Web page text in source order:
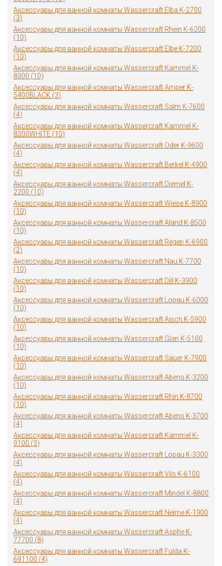
Аксессуары для ванной комнаты Wassercraft Elba K-2700
(3)
Аксессуары для ванной комнаты Wassercraft Rhein K-6200
(10)
Аксессуары для ванной комнаты Wassercraft Elbe K-7200
(10)
Аксессуары для ванной комнаты Wassercraft Kammel K-
8300 (10)
Аксессуары для ванной комнаты Wassercraft Amper K-
5400BLACK (3)
Аксессуары для ванной комнаты Wassercraft Salm K-7600
(4)
Аксессуары для ванной комнаты Wassercraft Kammel K-
8300WHITE (10)
Аксессуары для ванной комнаты Wassercraft Oder K-9600
(4)
Аксессуары для ванной комнаты Wassercraft Berkel K-4900
(4)
Аксессуары для ванной комнаты Wassercraft Diemel K-
2200 (10)
Аксессуары для ванной комнаты Wassercraft Wiese K-8900
(10)
Аксессуары для ванной комнаты Wassercraft Aland K-8500
(10)
Аксессуары для ванной комнаты Wassercraft Regen K-6900
(2)
Аксессуары для ванной комнаты Wassercraft Nau K-7700
(10)
Аксессуары для ванной комнаты Wassercraft Dill K-3900
(10)
Аксессуары для ванной комнаты Wassercraft Lopau K-6000
(10)
Аксессуары для ванной комнаты Wassercraft Aisch K-5900
(10)
Аксессуары для ванной комнаты Wassercraft Glan K-5100
(10)
Аксессуары для ванной комнаты Wassercraft Sauer K-7900
(10)
Аксессуары для ванной комнаты Wassercraft Abens K-3200
(10)
Аксессуары для ванной комнаты Wassercraft Rhin K-8700
(10)
Аксессуары для ванной комнаты Wassercraft Abens K-3700
(4)
Аксессуары для ванной комнаты Wassercraft Kammel K-
9100 (3)
Аксессуары для ванной комнаты Wassercraft Lopau K-3300
(4)
Аксессуары для ванной комнаты Wassercraft Vils K-6100
(4)
Аксессуары для ванной комнаты Wassercraft Mindel K-8800
(4)
Аксессуары для ванной комнаты Wassercraft Neime K-1900
(4)
Аксессуары для ванной комнаты Wassercraft Asphe K-
77700 (8)
Аксессуары для ванной комнаты Wassercraft Fulda K-
691100 (4)